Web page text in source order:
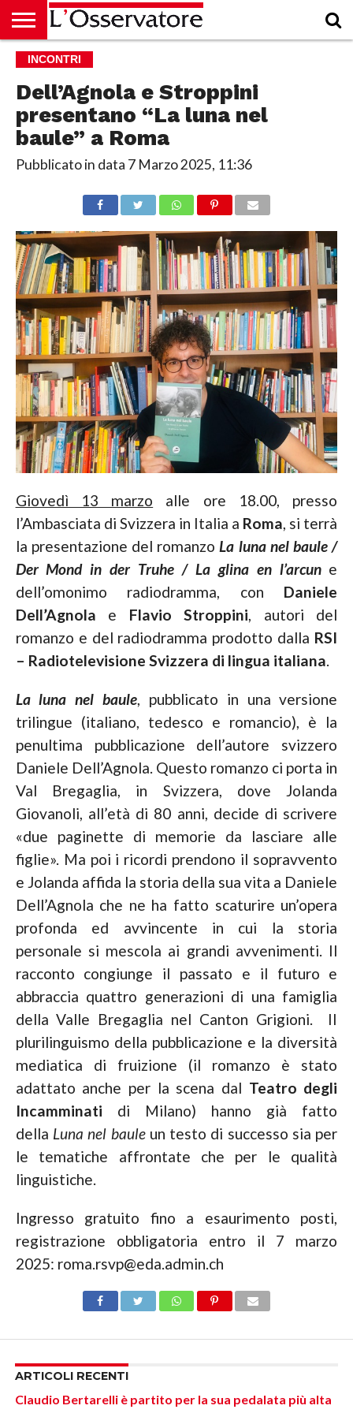
HOME
CULTURA
ECONOMIA
RUBRICHE
ARCHIVIO
PODCAST
ABBONAMENTO
CHI
ACCEDI
INCONTRI
Dell’Agnola e Stroppini
presentano “La luna nel
baule” a Roma
Pubblicato in data 7 Marzo 2025, 11:36
Giovedì 13 marzo alle ore 18.00, presso
l’Ambasciata di Svizzera in Italia a Roma, si terrà
la presentazione del romanzoLa luna nel baule /
Der Mond in der Truhe / La glina en l’arcune
dell’omonimo radiodramma, con Daniele
Dell’Agnola e Flavio Stroppini, autori del
romanzo e del radiodramma prodotto dalla RSI
– Radiotelevisione Svizzera di lingua italiana.
La luna nel baule, pubblicato in una versione
trilingue (italiano, tedesco e romancio), è la
penultima pubblicazione dell’autore svizzero
Daniele Dell’Agnola. Questo romanzo ci porta in
Val Bregaglia, in Svizzera, dove Jolanda
Giovanoli, all’età di 80 anni, decide di scrivere
«due paginette di memorie da lasciare alle
figlie». Ma poi i ricordi prendono il sopravvento
e Jolanda affida la storia della sua vita a Daniele
Dell’Agnola che ne ha fatto scaturire un’opera
profonda ed avvincente in cui la storia
personale si mescola ai grandi avvenimenti. Il
racconto congiunge il passato e il futuro e
abbraccia quattro generazioni di una famiglia
della Valle Bregaglia nel Canton Grigioni. II
plurilinguismo della pubblicazione e la diversità
mediatica di fruizione (il romanzo è stato
adattato anche per la scena dal Teatro degli
Incamminati di Milano) hanno già fatto
della Luna nel bauleun testo di successo sia per
le tematiche affrontate che per le qualità
linguistiche.
Ingresso gratuito fino a esaurimento posti,
registrazione obbligatoria entro il 7 marzo
2025: roma.rsvp@eda.admin.ch
ARTICOLI RECENTI
Claudio Bertarelli è partito per la sua pedalata più alta